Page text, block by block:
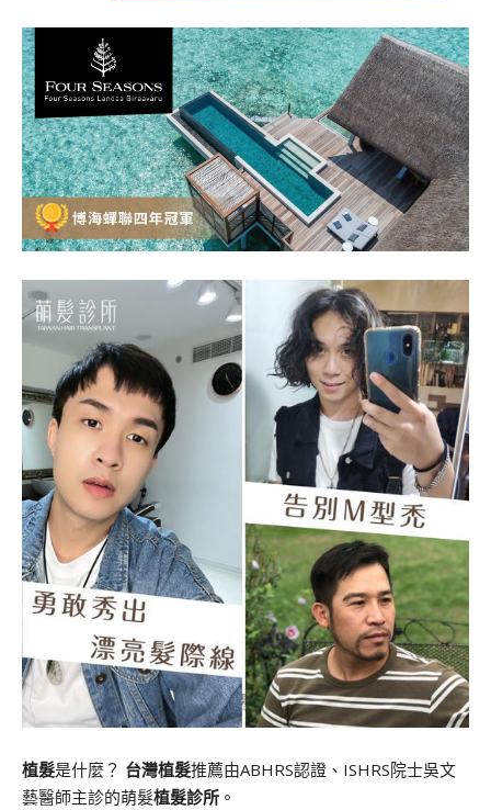
植髮是什麼？ 台灣植髮推薦由ABHRS認證、ISHRS院士吳文
藝醫師主診的萌髮植髮診所 。